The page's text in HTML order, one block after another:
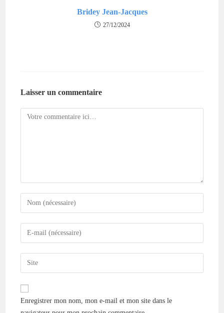
Bridey Jean-Jacques
27/12/2024
Laisser un commentaire
Enregistrer mon nom, mon e-mail et mon site dans le